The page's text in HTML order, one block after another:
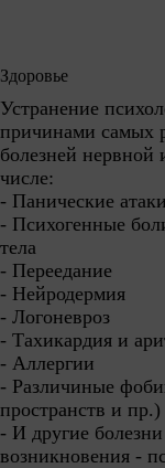
Здоровье
Устранение
причинами самых
болезней
числе:
- Панические атаки
- Психогенные
тела
- Переедание
- Нейродермия
- Логоневроз
- Тахикардия и
- Аллергии
- Различиные
пространств и пр.)
- И другие
возникновения -